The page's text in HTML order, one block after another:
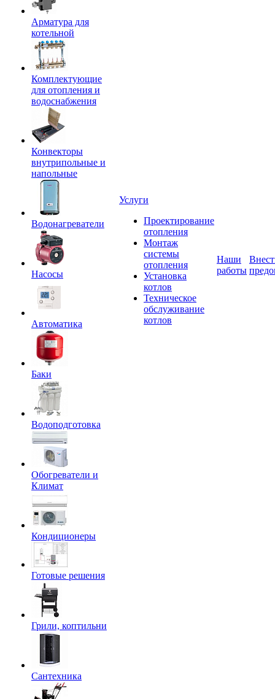
Арматура для
котельной
Комплектующие
для отопления и
водоснабжения
Конвекторы
внутрипольные и
напольные
Водонагреватели
Насосы
Автоматика
Баки
Водоподготовка
Обогреватели и
Климат
Кондиционеры
Готовые решения
Грили, коптильни
Сантехника
Услуги
Проектирование
отопления
Монтаж
системы
отопления
Установка
котлов
Техническое
обслуживание
котлов
Наши
работы